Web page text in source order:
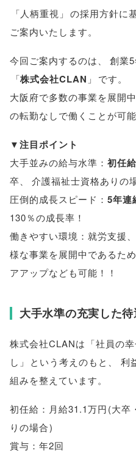
「人柄重視 」 の採用方針に
ご案内いたします。
今回ご案内するのは、
創業
「株式会社CLAN 」 です。
大阪府で多数の事業を展開
の転勤なしで働くことが可
▼注目ポイント
大手並みの給与水準： 初任
卒、 介護福祉士資格ありの
圧倒的成長スピード： 5年連
130％の成長率！
働きやすい環境：就労支援、
様な事業を展開中であるため
アアップなども可能！！
大手水準の充実した
株式会社CLANは 「社員の
し 」 という考えのもと 、
利
組みを整えています。
初任給：月給31.1万円(大卒
りの場合)
賞与：年2回